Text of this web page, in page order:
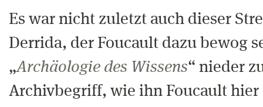
Es war nicht zuletzt auch dieser
Derrida, der Foucault dazu bewog
„Archäologie des Wissens“ nieder
Archivbegriff, wie ihn Foucault